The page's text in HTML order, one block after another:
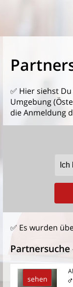
✅ Hier siehst
Umgebung
die Anmeldung
✅ Es wurden
sehen